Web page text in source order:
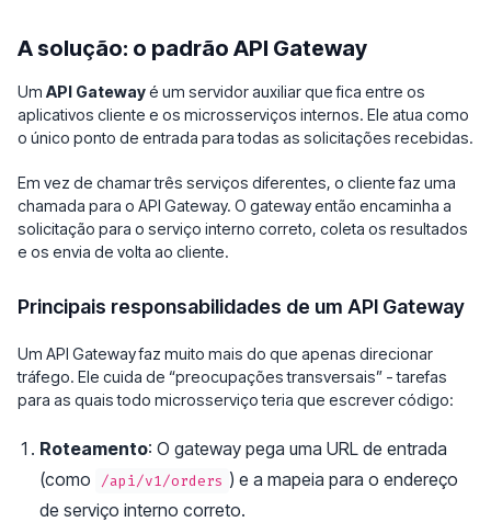
A solução: o padrão API Gateway
Um API Gatewayé um servidor auxiliar que fica entre os
aplicativos cliente e os microsserviços internos. Ele atua como
o único ponto de entrada para todas as solicitações recebidas.
Em vez de chamar três serviços diferentes, o cliente faz uma
chamada para o API Gateway. O gateway então encaminha a
solicitação para o serviço interno correto, coleta os resultados
e os envia de volta ao cliente.
Principais responsabilidades de um API Gateway
Um API Gateway faz muito mais do que apenas direcionar
tráfego. Ele cuida de “preocupações transversais” - tarefas
para as quais todo microsserviço teria que escrever código:
Roteamento: O gateway pega uma URL de entrada
(como
/api/v1/orders ) e a mapeia para o endereço
de serviço interno correto.